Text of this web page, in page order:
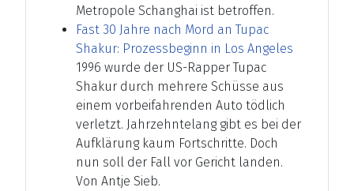
Metropole Schanghai ist betroffen.
Fast 30 Jahre nach Mord an Tupac
Shakur: Prozessbeginn in Los Angeles
1996 wurde der US-Rapper Tupac
Shakur durch mehrere Schüsse aus
einem vorbeifahrenden Auto tödlich
verletzt. Jahrzehntelang gibt es bei der
Aufklärung kaum Fortschritte. Doch
nun soll der Fall vor Gericht landen.
Von Antje Sieb.